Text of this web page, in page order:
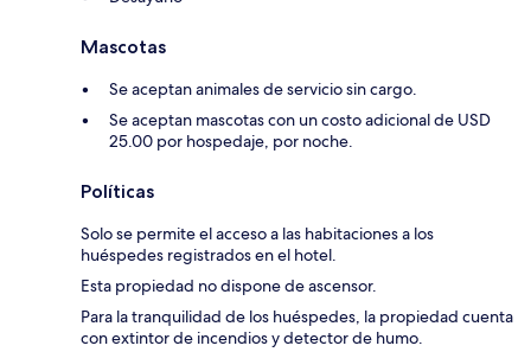
Mascotas
Se aceptan animales de servicio sin cargo.
Se aceptan mascotas con un costo adicional de USD
25.00 por hospedaje, por noche.
Políticas
Solo se permite el acceso a las habitaciones a los
huéspedes registrados en el hotel.
Esta propiedad no dispone de ascensor.
Para la tranquilidad de los huéspedes, la propiedad cuenta
con extintor de incendios y detector de humo.